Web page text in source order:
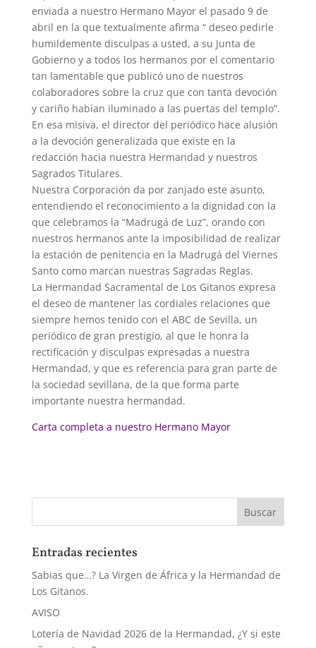
enviada a nuestro Hermano Mayor el pasado 9 de
abril en la que textualmente afirma “ deseo pedirle
humildemente disculpas a usted, a su Junta de
Gobierno y a todos los hermanos por el comentario
tan lamentable que publicó uno de nuestros
colaboradores sobre la cruz que con tanta devoción
y cariño habían iluminado a las puertas del templo”.
En esa misiva, el director del periódico hace alusión
a la devoción generalizada que existe en la
redacción hacia nuestra Hermandad y nuestros
Sagrados Titulares.
Nuestra Corporación da por zanjado este asunto,
entendiendo el reconocimiento a la dignidad con la
que celebramos la “Madrugá de Luz”, orando con
nuestros hermanos ante la imposibilidad de realizar
la estación de penitencia en la Madrugá del Viernes
Santo como marcan nuestras Sagradas Reglas.
La Hermandad Sacramental de Los Gitanos expresa
el deseo de mantener las cordiales relaciones que
siempre hemos tenido con el ABC de Sevilla, un
periódico de gran prestigio, al que le honra la
rectificación y disculpas expresadas a nuestra
Hermandad, y que es referencia para gran parte de
la sociedad sevillana, de la que forma parte
importante nuestra hermandad.
Carta completa a nuestro Hermano Mayor
Entradas recientes
Sabias que…? La Virgen de África y la Hermandad de
Los Gitanos.
AVISO
Lotería de Navidad 2026 de la Hermandad, ¿Y si este